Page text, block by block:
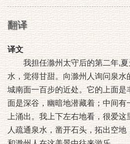
翻译
译文
我担任滁州太守后的第二年,夏
水，觉得甘甜。向滁州人询问泉水
城南面一百步的近处。它的上面是
面是深谷，幽暗地潜藏着；中间有
上涌出。我上下左右地看，很爱这
人疏通泉水，凿开石头，拓出空地